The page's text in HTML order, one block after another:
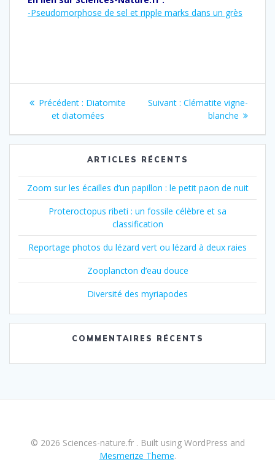
-Pseudomorphose de sel et ripple marks dans un grès
Navigation
l’article
Précédent : Article
précédent
Diatomite
et diatomées
Suivant : Article
suivant
Clématite vigne-
blanche
ARTICLES RÉCENTS
Zoom sur les écailles d’un papillon : le petit paon de nuit
Proteroctopus ribeti : un fossile célèbre et sa
classification
Reportage photos du lézard vert ou lézard à deux raies
Zooplancton d’eau douce
Diversité des myriapodes
COMMENTAIRES RÉCENTS
© 2026 Sciences-nature.fr . Built using WordPress and
Mesmerize Theme.